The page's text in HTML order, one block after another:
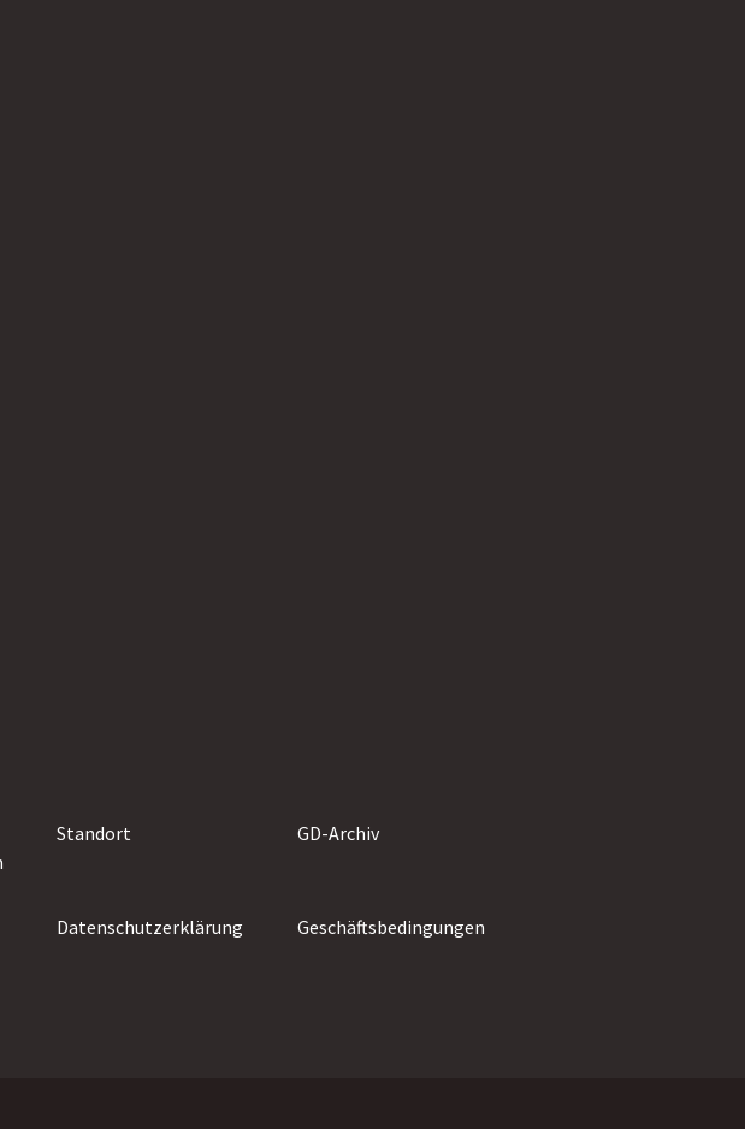
Standort GD-Archiv
Datenschutzerklärung Geschäftsbedingungen